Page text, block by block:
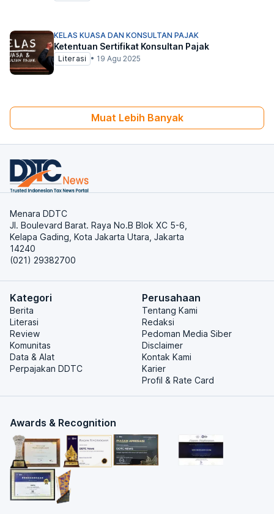
KELAS KUASA DAN KONSULTAN PAJAK
Ketentuan Sertifikat Konsultan Pajak
Literasi • 19 Agu 2025
Muat Lebih Banyak
Menara DDTC
Jl. Boulevard Barat. Raya No.B Blok XC 5-6,
Kelapa Gading, Kota Jakarta Utara, Jakarta
14240
(021) 29382700
Kategori
Berita
Literasi
Review
Komunitas
Data & Alat
Perpajakan DDTC
Perusahaan
Tentang Kami
Redaksi
Pedoman Media Siber
Disclaimer
Kontak Kami
Karier
Profil & Rate Card
Awards & Recognition